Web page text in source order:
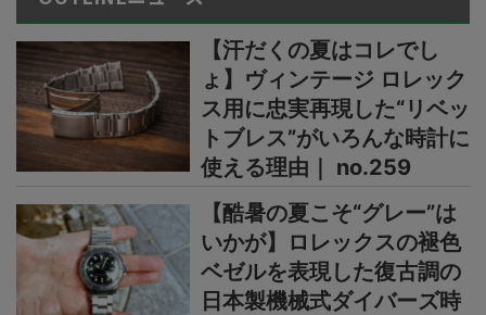
【汗だくの夏はコレでし
ょ】ヴィンテージ ロレック
ス用に忠実再現した“リベッ
トブレス”がいろんな時計に
使える理由｜ no.259
【酷暑の夏こそ“グレー”は
いかが】ロレックスの褪色
ベゼルを表現した復古調の
日本製機械式ダイバーズ時